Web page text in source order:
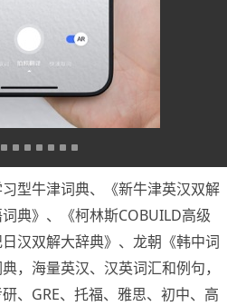
型牛津词典、《新牛津英汉双解
典》、《柯林斯COBUILD高级
汉双解大辞典》、龙朝《韩中词
，海量英汉、汉英词汇和例句，
、GRE、托福、雅思、初中、高